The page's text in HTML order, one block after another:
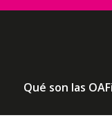
Qué son las